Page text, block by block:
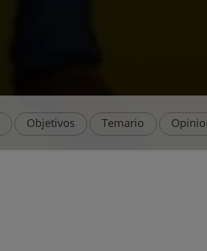
Objetivos Temario